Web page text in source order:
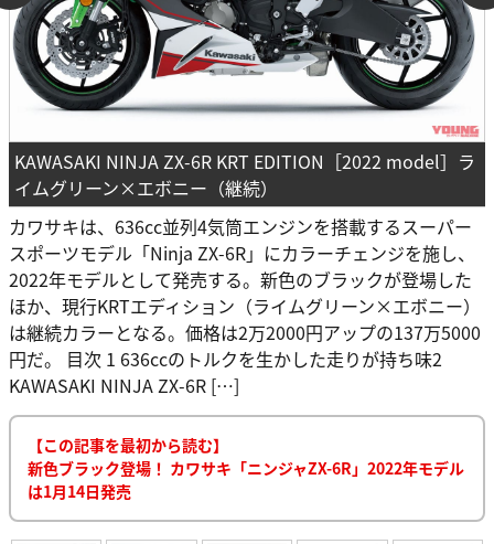
KAWASAKI NINJA ZX-6R KRT EDITION［2022 model］ラ
イムグリーン×エボニー（継続）
カワサキは、636cc並列4気筒エンジンを搭載するスーパー
スポーツモデル「Ninja ZX-6R」にカラーチェンジを施し、
2022年モデルとして発売する。新色のブラックが登場した
ほか、現行KRTエディション（ライムグリーン×エボニー）
は継続カラーとなる。価格は2万2000円アップの137万5000
円だ。 目次 1 636ccのトルクを生かした走りが持ち味2
KAWASAKI NINJA ZX-6R […]
【この記事を最初から読む】
新色ブラック登場！ カワサキ「ニンジャZX-6R」2022年モデル
は1月14日発売